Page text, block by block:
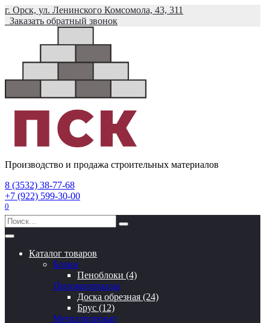
Перейти
г. Орск, ул. Ленинского Комсомола, 43, 311
Заказать обратный звонок
Производство и продажа строительных материалов
8 (3532) 38-77-68
+7 (922) 599-30-00
0
Search
for:
Каталог товаров
Блоки
Пеноблоки (4)
Пиломатериалы
Доска обрезная (24)
Брус (12)
Металлопрокат